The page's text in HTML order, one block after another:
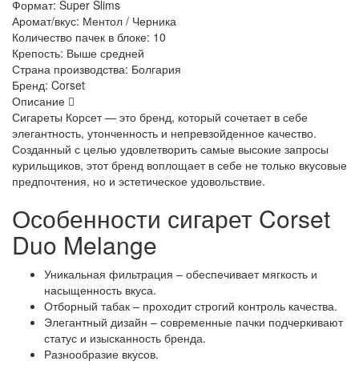
Формат: Super Slims
Аромат/вкус: Ментол / Черника
Количество пачек в блоке: 10
Крепость: Выше средней
Страна производства: Болгария
Бренд: Corset
Описание
Сигареты Корсет — это бренд, который сочетает в себе
элегантность, утонченность и непревзойденное качество.
Созданный с целью удовлетворить самые высокие запросы
курильщиков, этот бренд воплощает в себе не только вкусовые
предпочтения, но и эстетическое удовольствие.
Особенности сигарет Corset
Duo Melange
Уникальная фильтрация – обеспечивает мягкость и
насыщенность вкуса.
Отборный табак – проходит строгий контроль качества.
Элегантный дизайн – современные пачки подчеркивают
статус и изысканность бренда.
Разнообразие вкусов.